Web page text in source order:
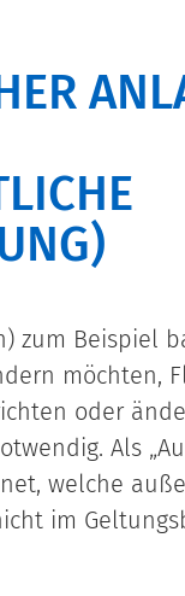
zum Beispiel
möchten,
oder
Als
welche
im